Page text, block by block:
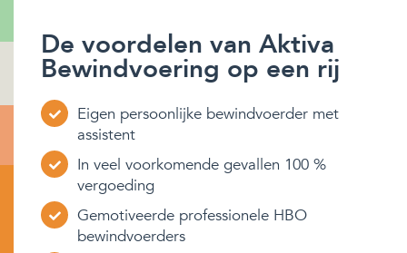
De voordelen van Aktiva
Bewindvoering op een rij
Eigen persoonlijke bewindvoerder met
assistent
In veel voorkomende gevallen 100 %
vergoeding
Gemotiveerde professionele HBO
bewindvoerders